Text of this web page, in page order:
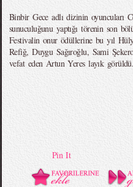
Binbir Gece adlı dizinin oyuncuları
sunuculuğunu yaptığı törenin son
Festivalin onur ödüllerine bu yıl
Refiğ, Duygu Sağıroğlu, Sami
vefat eden Artun Yeres layık görüldü.
Pin It